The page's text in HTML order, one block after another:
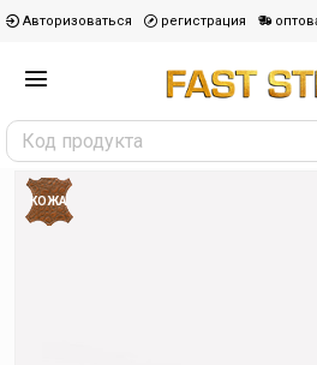
Авторизоваться регистрация
КОЖА